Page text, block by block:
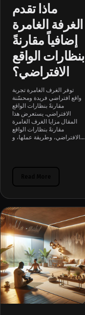
ماذا تقدم
الغرفة الغامرة
إضافياً مقارنةً
بنظارات الواقع
الافتراضي؟
توفر الغرف الغامرة تجربة
واقع افتراضي فريدة ومحسّنة
مقارنةً بنظارات الواقع
الافتراضي. يستعرض هذا
المقال مزايا الغرف الغامرة
مقارنةً بنظارات الواقع
الافتراضي، وطريقة عملها، و...